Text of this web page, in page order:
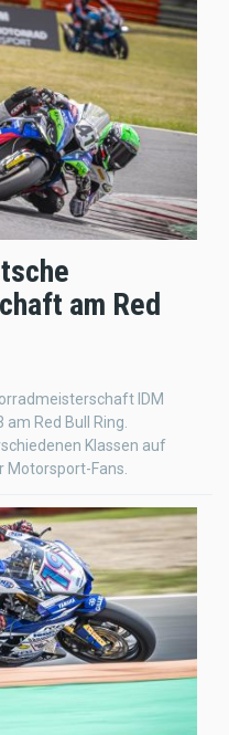
am Red
IDM
Red Bull Ring.
Klassen auf
Motorsport-Fans.